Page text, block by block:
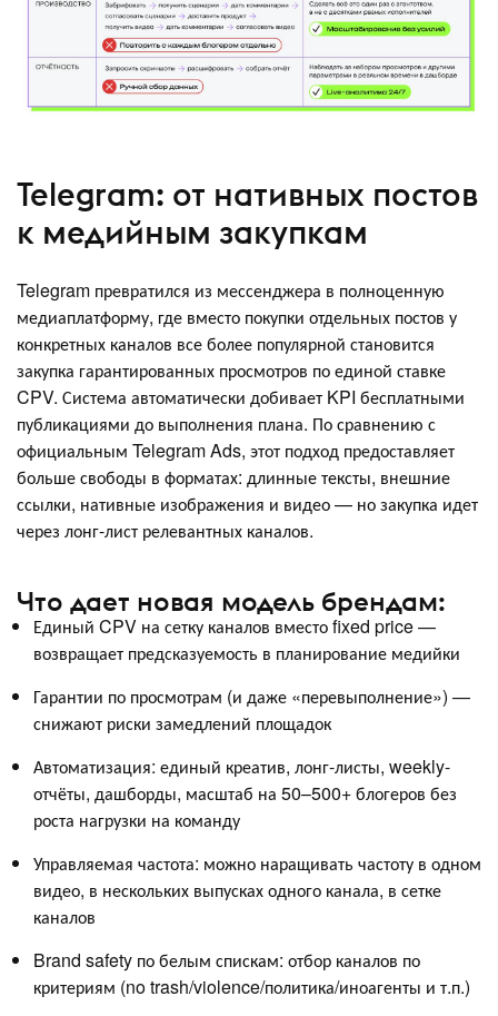
Telegram: от нативных постов
к медийным закупкам
Telegram превратился из мессенджера в полноценную
медиаплатформу, где вместо покупки отдельных постов у
конкретных каналов все более популярной становится
закупка гарантированных просмотров по единой ставке
CPV. Система автоматически добивает KPI бесплатными
публикациями до выполнения плана. По сравнению с
официальным Telegram Ads, этот подход предоставляет
больше свободы в форматах: длинные тексты, внешние
ссылки, нативные изображения и видео — но закупка идет
через лонг-лист релевантных каналов.
Что дает новая модель брендам:
Единый CPV на сетку каналов вместо fixed price —
возвращает предсказуемость в планирование медийки
Гарантии по просмотрам (и даже «перевыполнение») —
снижают риски замедлений площадок
Автоматизация: единый креатив, лонг-листы, weekly-
отчёты, дашборды, масштаб на 50–500+ блогеров без
роста нагрузки на команду
Управляемая частота: можно наращивать частоту в одном
видео, в нескольких выпусках одного канала, в сетке
каналов
Brand safety по белым спискам: отбор каналов по
критериям (no trash/violence/политика/иноагенты и т.п.)